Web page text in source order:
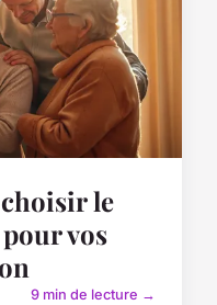
le
vos
9 min de lecture →